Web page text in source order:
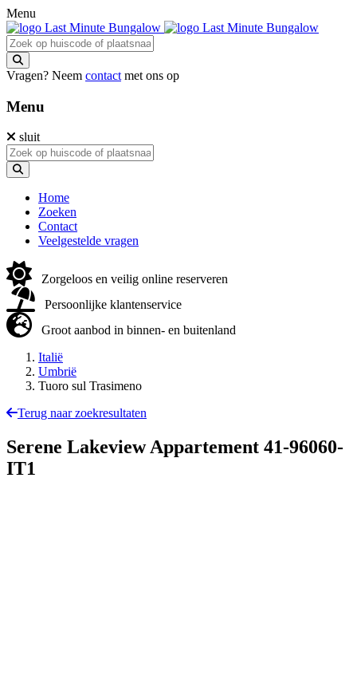
Menu
Vragen? Neem contact met ons op
Menu
sluit
Home
Zoeken
Contact
Veelgestelde vragen
Zorgeloos en veilig online reserveren
Persoonlijke klantenservice
Groot aanbod in binnen- en buitenland
Italië
Umbrië
Tuoro sul Trasimeno
Terug naar zoekresultaten
Serene Lakeview Appartement 41-96060-
IT1